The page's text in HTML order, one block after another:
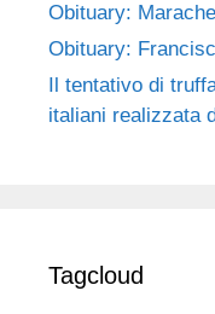
Obituary:
Obituary:
Il tentativo di
italiani realizzata
Tagcloud